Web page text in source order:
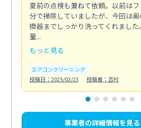
夏前の点検も兼ねて依頼。以前は
分で掃除していましたが、今回は
換器までしっかり洗ってくれまし
量...
もっと見る
エアコンクリーニング
投稿日：2025/02/23
投稿者：吉村
事業者の詳細情報を見る